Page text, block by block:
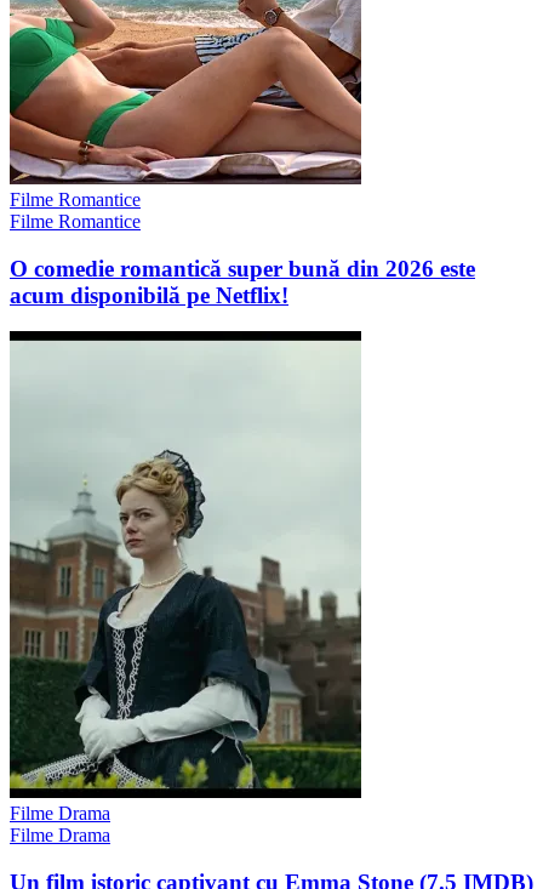
Filme Romantice
Filme Romantice
O comedie romantică super bună din 2026 este
acum disponibilă pe Netflix!
Filme Drama
Filme Drama
Un film istoric captivant cu Emma Stone (7.5 IMDB)